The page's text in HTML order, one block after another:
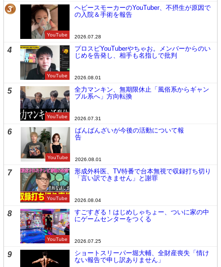
3
YouTube
ヘビースモーカーのYouTuber、不摂生が原因で
の入院＆手術を報告
2026.07.28
4
YouTube
プロスピYouTuberやちゃお。メンバーからのい
じめを告発し、相手も名指しで批判
2026.08.01
5
YouTube
全力マンキン、無期限休止「風俗系からギャン
ブル系へ」方向転換
2026.07.31
6
YouTube
ばんばんざいが今後の活動について報
告
2026.08.01
7
YouTube
形成外科医、TV特番で台本無視で収録打ち切り
「言い訳できません」と謝罪
2026.08.04
8
YouTube
すごすぎる！はじめしゃちょー、ついに家の中
にゲームセンターをつくる
2026.07.25
9
ショートスリーパー堀大輔、全財産喪失「情け
ない報告で申し訳ありません」